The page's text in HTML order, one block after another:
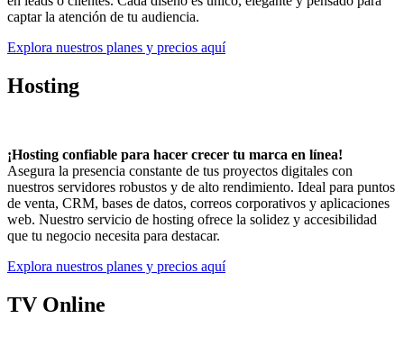
captar la atención de tu audiencia.
Explora nuestros planes y precios aquí
Hosting
¡Hosting confiable para hacer crecer tu marca en línea!
Asegura la presencia constante de tus proyectos digitales con
nuestros servidores robustos y de alto rendimiento. Ideal para puntos
de venta, CRM, bases de datos, correos corporativos y aplicaciones
web. Nuestro servicio de hosting ofrece la solidez y accesibilidad
que tu negocio necesita para destacar.
Explora nuestros planes y precios aquí
TV Online